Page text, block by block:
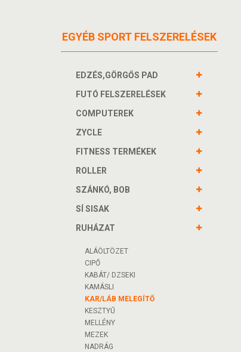
EGYÉB SPORT FELSZERELÉSEK
EDZÉS,GÖRGŐS PAD
FUTÓ FELSZERELÉSEK
COMPUTEREK
ZYCLE
FITNESS TERMÉKEK
ROLLER
SZÁNKÓ, BOB
SÍ SISAK
RUHÁZAT
ALÁÖLTÖZET
CIPŐ
KABÁT/ DZSEKI
KAMÁSLI
KAR/LÁB MELEGÍTŐ
KESZTYŰ
MELLÉNY
MEZEK
NADRÁG